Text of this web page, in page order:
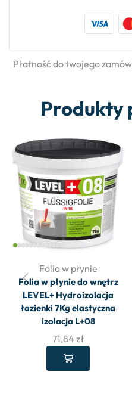
Płatność do twojego
Produkty
Folia w płynie
Folia w płynie do wnętrz
LEVEL+ Hydroizolacja
łazienki 7Kg elastyczna
izolacja L+08
71,84 zł